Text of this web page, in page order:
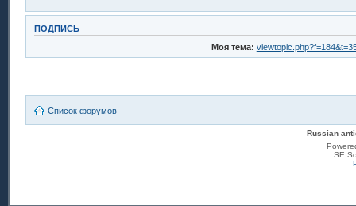
ПОДПИСЬ
Моя тема:
Список форумов
Russian
SE